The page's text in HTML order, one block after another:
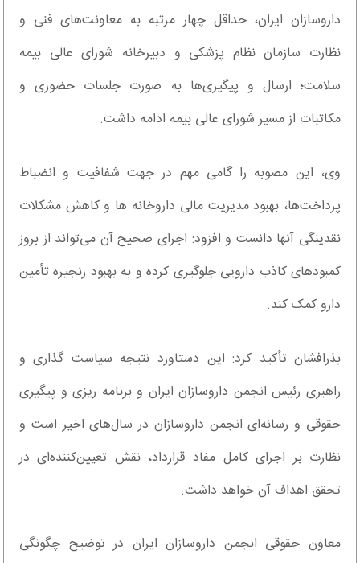
داروسازان ایران، حداقل چهار مرتبه به معاونت‌های فنی و
نظارت سازمان نظام پزشکی و دبیرخانه شورای عالی بیمه
سلامت؛ ارسال و پیگیری‌ها به‌ صورت جلسات حضوری و
مکاتبات از مسیر شورای عالی بیمه ادامه داشت.
وی، این مصوبه را گامی مهم در جهت شفافیت و انضباط
پرداخت‌ها، بهبود مدیریت مالی داروخانه ها و کاهش مشکلات
نقدینگی آنها دانست و افزود: اجرای صحیح آن می‌تواند از بروز
کمبودهای کاذب دارویی جلوگیری کرده و به بهبود زنجیره تأمین
دارو کمک کند.
بذرافشان تأکید کرد: این دستاورد نتیجه سیاست گذاری و
راهبری رئیس انجمن داروسازان ایران و برنامه ریزی و پیگیری
حقوقی و رسانه‌ای انجمن داروسازان در سال‌های اخیر است و
نظارت بر اجرای کامل مفاد قرارداد، نقش تعیین‌کننده‌ای در
تحقق اهداف آن خواهد داشت.
معاون حقوقی انجمن داروسازان ایران در توضیح چگونگی